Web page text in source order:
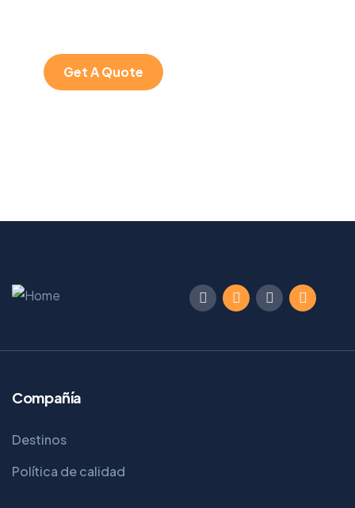
Get A Quote
Compañía
Destinos
Política de calidad